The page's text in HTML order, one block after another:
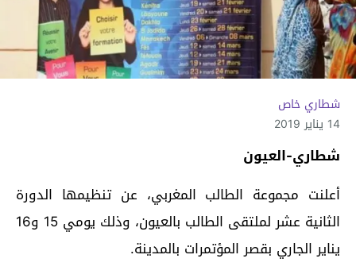
شطاري خاص
14 يناير 2019
شطاري-العيون
أعلنت مجموعة الطالب المغربي، عن تنظيمها الدورة
الثانية عشر لملتقى الطالب بالعيون، وذلك يومي 15 و16
يناير الجاري بقصر المؤتمرات بالمدينة.